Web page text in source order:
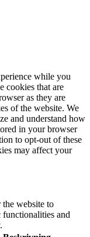
while you
cookies that are
as they are
of the website. We
and understand how
in your browser
to opt-out of these
may affect your
the website to
functionalities and